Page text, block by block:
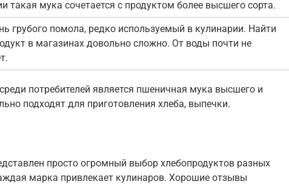
такая мука сочетается с продуктом более высшего сорта.
грубого помола, редко используемый в кулинарии. Найти
в магазинах довольно сложно. От воды почти не
потребителей является пшеничная мука высшего и
подходят для приготовления хлеба, выпечки.
просто огромный выбор хлебопродуктов разных
марка привлекает кулинаров. Хорошие отзывы